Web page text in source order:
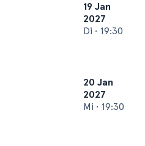
19 Jan
2027
Di • 19:30
20 Jan
2027
Mi • 19:30